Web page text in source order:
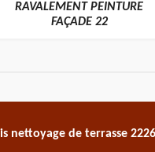
RAVALEMENT PEINTURE
FAÇADE 22
nettoyage de terrasse